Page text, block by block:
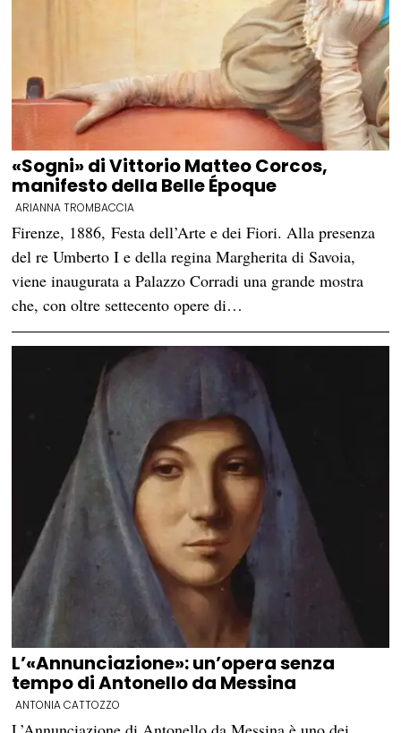
«Sogni» di Vittorio Matteo Corcos,
manifesto della Belle Époque
ARIANNA TROMBACCIA
Firenze, 1886, Festa dell’Arte e dei Fiori. Alla presenza
del re Umberto I e della regina Margherita di Savoia,
viene inaugurata a Palazzo Corradi una grande mostra
che, con oltre settecento opere di…
L’«Annunciazione»: un’opera senza
tempo di Antonello da Messina
ANTONIA CATTOZZO